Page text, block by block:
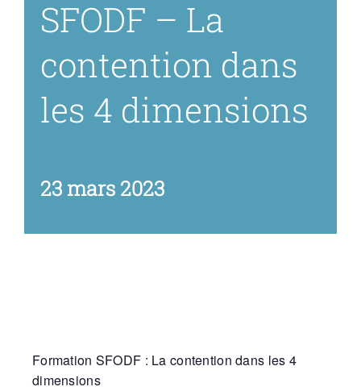
SFODF – La
contention dans
les 4 dimensions
23 mars 2023
Formation SFODF : La contention dans les 4
dimensions